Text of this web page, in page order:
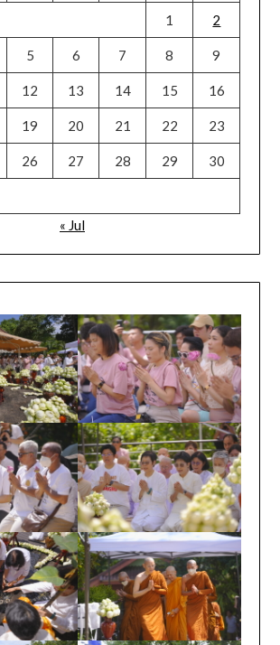
1 2
5 6 7 8 9
12 13 14 15 16
19 20 21 22 23
26 27 28 29 30
« Jul